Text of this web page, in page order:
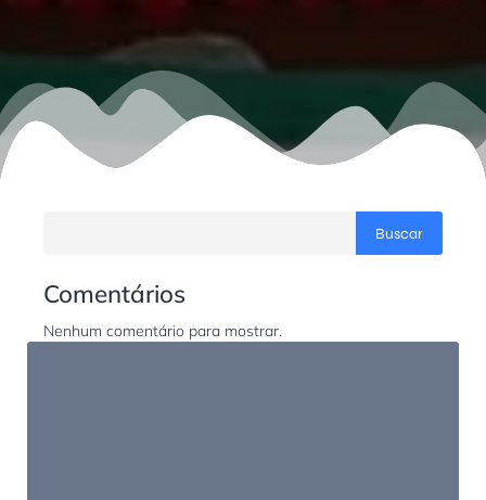
Buscar
Comentários
Nenhum comentário para mostrar.